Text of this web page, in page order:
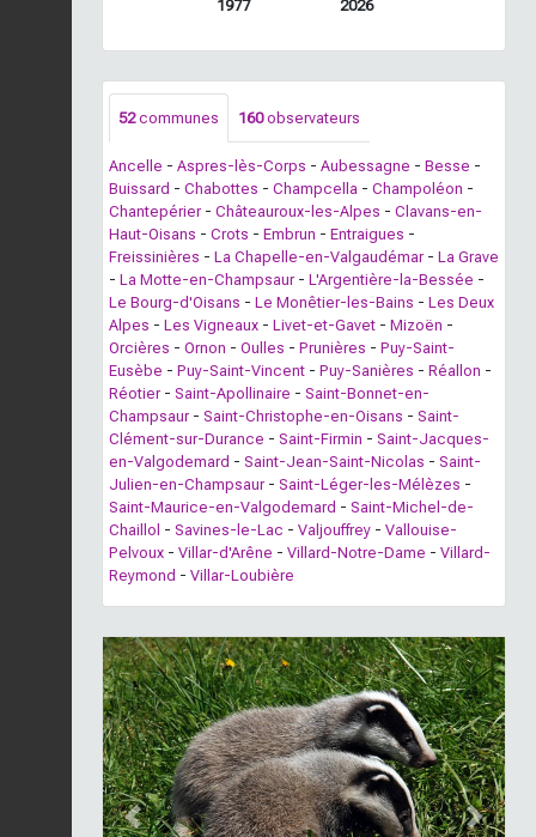
1977 2026
52communes 160observateurs
Ancelle - Aspres-lès-Corps - Aubessagne - Besse -
Buissard - Chabottes - Champcella - Champoléon -
Chantepérier - Châteauroux-les-Alpes - Clavans-en-
Haut-Oisans - Crots - Embrun - Entraigues -
Freissinières - La Chapelle-en-Valgaudémar - La Grave
- La Motte-en-Champsaur - L'Argentière-la-Bessée -
Le Bourg-d'Oisans - Le Monêtier-les-Bains - Les Deux
Alpes - Les Vigneaux - Livet-et-Gavet - Mizoën -
Orcières - Ornon - Oulles - Prunières - Puy-Saint-
Eusèbe - Puy-Saint-Vincent - Puy-Sanières - Réallon -
Réotier - Saint-Apollinaire - Saint-Bonnet-en-
Champsaur - Saint-Christophe-en-Oisans - Saint-
Clément-sur-Durance - Saint-Firmin - Saint-Jacques-
en-Valgodemard - Saint-Jean-Saint-Nicolas - Saint-
Julien-en-Champsaur - Saint-Léger-les-Mélèzes -
Saint-Maurice-en-Valgodemard - Saint-Michel-de-
Chaillol - Savines-le-Lac - Valjouffrey - Vallouise-
Pelvoux - Villar-d'Arêne - Villard-Notre-Dame - Villard-
Reymond - Villar-Loubière
Previous Next